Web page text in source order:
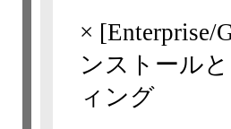
× [Enterprise/
ンストール
ィング